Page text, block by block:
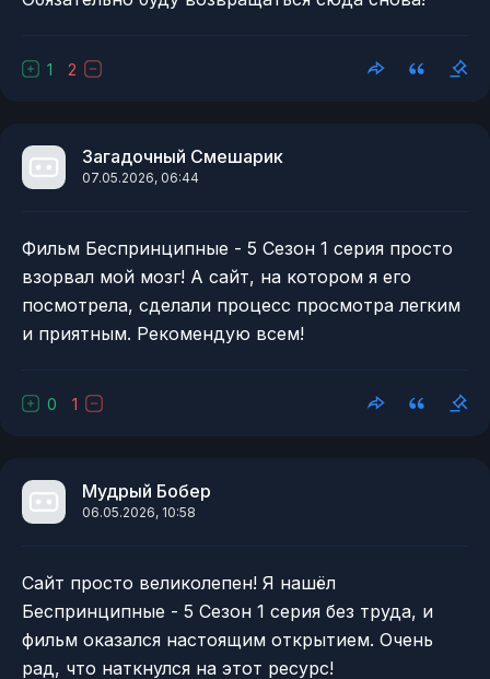
1 2
Загадочный Смешарик
07.05.2026, 06:44
Фильм Беспринципные - 5 Сезон 1 серия просто
взорвал мой мозг! А сайт, на котором я его
посмотрела, сделали процесс просмотра легким
и приятным. Рекомендую всем!
0 1
Мудрый Бобер
06.05.2026, 10:58
Сайт просто великолепен! Я нашёл
Беспринципные - 5 Сезон 1 серия без труда, и
фильм оказался настоящим открытием. Очень
рад, что наткнулся на этот ресурс!